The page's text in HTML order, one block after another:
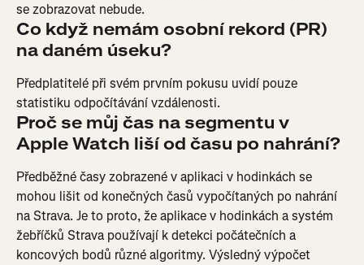
se zobrazovat nebude.
Co když nemám osobní rekord (PR)
na daném úseku?
Předplatitelé při svém prvním pokusu uvidí pouze
statistiku odpočítávání vzdálenosti.
Proč se můj čas na segmentu v
Apple Watch liší od času po nahrání?
Předběžné časy zobrazené v aplikaci v hodinkách se
mohou lišit od konečných časů vypočítaných po nahrání
na Strava. Je to proto, že aplikace v hodinkách a systém
žebříčků Strava používají k detekci počátečních a
koncových bodů různé algoritmy. Výsledný výpočet